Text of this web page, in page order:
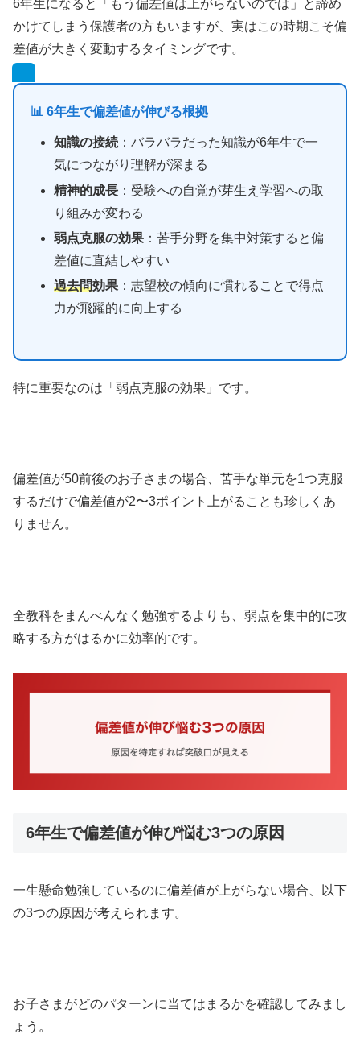
6年生になると「もう偏差値は上がらないのでは」と諦め
かけてしまう保護者の方もいますが、実はこの時期こそ偏
差値が大きく変動するタイミングです。
📊 6年生で偏差値が伸びる根拠
知識の接続 ：バラバラだった知識が6年生で一
気につながり理解が深まる
精神的成長 ：受験への自覚が芽生え学習への取
り組みが変わる
弱点克服の効果 ：苦手分野を集中対策すると偏
差値に直結しやすい
過去問効果 ：志望校の傾向に慣れることで得点
力が飛躍的に向上する
特に重要なのは「弱点克服の効果」です。
偏差値が50前後のお子さまの場合、苦手な単元を1つ克服
するだけで偏差値が2〜3ポイント上がることも珍しくあ
りません。
全教科をまんべんなく勉強するよりも、弱点を集中的に攻
略する方がはるかに効率的です。
6年生で偏差値が伸び悩む3つの原因
一生懸命勉強しているのに偏差値が上がらない場合、以下
の3つの原因が考えられます。
お子さまがどのパターンに当てはまるかを確認してみまし
ょう。